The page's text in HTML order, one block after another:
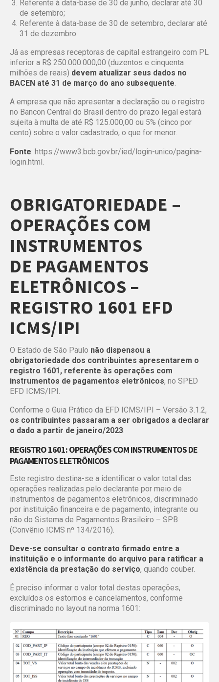
Referente à data-base de 30 de junho, declarar até 30
de setembro;
Referente à data-base de 30 de setembro, declarar até
31 de dezembro.
Já as empresas receptoras de capital estrangeiro com PL
inferior a R$ 250.000.000,00 (duzentos e cinquenta
milhões de reais) devem atualizar seus dados no
BACEN até 31 de março do ano subsequente.
A empresa que não apresentar a declaração ou o registro
no Bancon Central do Brasil dentro do prazo legal estará
sujeita à multa de até R$ 125.000,00 ou 5% (cinco por
cento) sobre o valor cadastrado, o que for menor.
Fonte: https://www3.bcb.gov.br/ied/login-unico/pagina-
login.html
OBRIGATORIEDADE –
OPERAÇÕES COM
INSTRUMENTOS
DE PAGAMENTOS
ELETRÔNICOS –
REGISTRO 1601 EFD
ICMS/IPI
O Estado de São Paulo não dispensou a
obrigatoriedade dos contribuintes apresentarem o
registro 1601, referente às operações com
instrumentos de pagamentos eletrônicos, no SPED
EFD ICMS/IPI.
Conforme o Guia Prático da EFD ICMS/IPI – Versão 3.1.2,
os contribuintes passaram a ser obrigados a declarar
o dado a partir de janeiro/2023.
REGISTRO 1601: OPERAÇÕES COM INSTRUMENTOS DE
PAGAMENTOS ELETRÔNICOS
Este registro destina-se a identificar o valor total das
operações realizadas pelo declarante por meio de
instrumentos de pagamentos eletrônicos, discriminado
por instituição financeira e de pagamento, integrante ou
não do Sistema de Pagamentos Brasileiro – SPB
(Convênio ICMS nº 134/2016).
Deve-se consultar o contrato firmado entre a
instituição e o informante do arquivo para ratificar a
existência da prestação do serviço, quando couber.
É preciso informar o valor total destas operações,
excluídos os estornos e cancelamentos, conforme
discriminado no layout na norma 1601: